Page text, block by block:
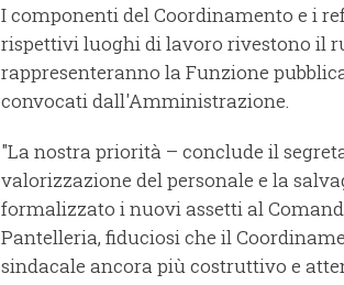
I componenti del Coordinamento e i
rispettivi luoghi di lavoro rivestono il
rappresenteranno la Funzione
convocati dall'Amministrazione.
"La nostra priorità – conclude il
valorizzazione del personale e la
formalizzato i nuovi assetti al
Pantelleria, fiduciosi che il
sindacale ancora più costruttivo e